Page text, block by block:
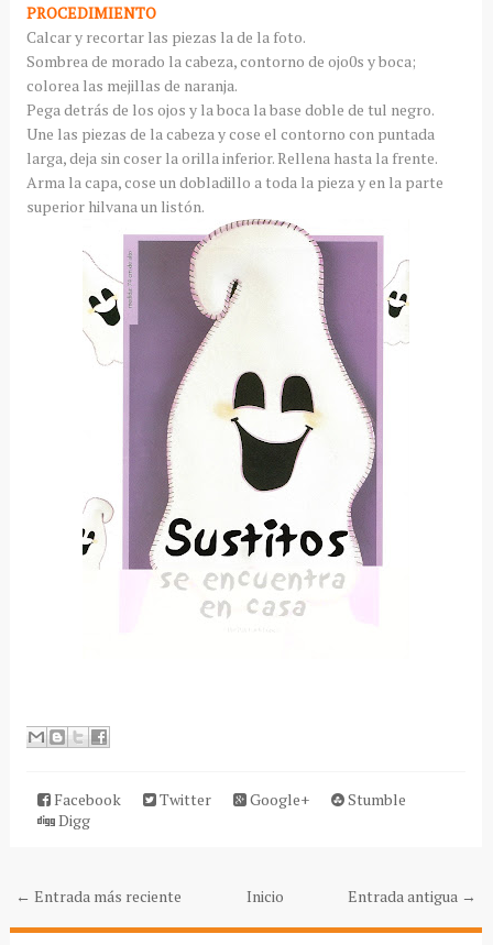
PROCEDIMIENTO
Calcar y recortar las piezas la de la foto.
Sombrea de morado la cabeza, contorno de ojo0s y boca;
colorea las mejillas de naranja.
Pega detrás de los ojos y la boca la base doble de tul negro.
Une las piezas de la cabeza y cose el contorno con puntada
larga, deja sin coser la orilla inferior. Rellena hasta la frente.
Arma la capa, cose un dobladillo a toda la pieza y en la parte
superior hilvana un listón.
Facebook Twitter Google+
Stumble
Digg
← Entrada más reciente Entrada antigua →
Inicio